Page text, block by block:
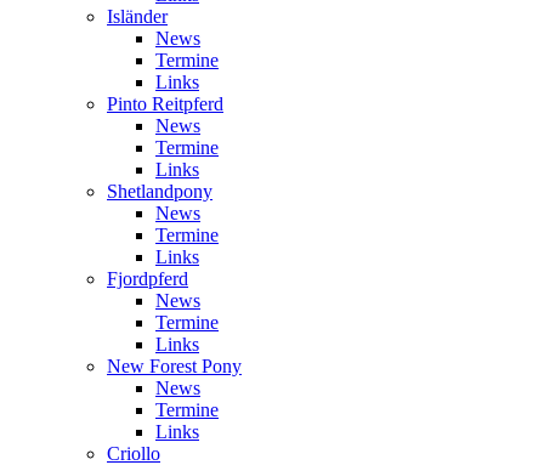
Isländer
News
Termine
Links
Pinto Reitpferd
News
Termine
Links
Shetlandpony
News
Termine
Links
Fjordpferd
News
Termine
Links
New Forest Pony
News
Termine
Links
Criollo